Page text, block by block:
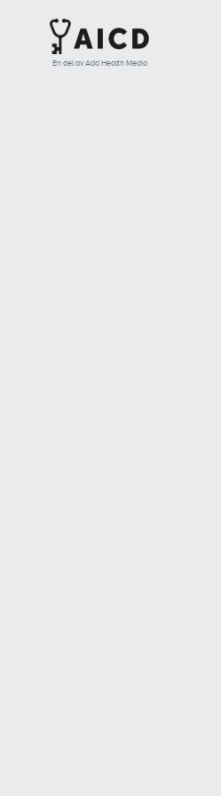
En del av Add Health Media